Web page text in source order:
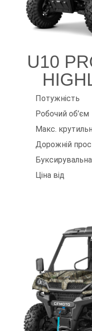
U10
Потужність
Робочий об’єм
Макс.
Дорожній
Ціна від